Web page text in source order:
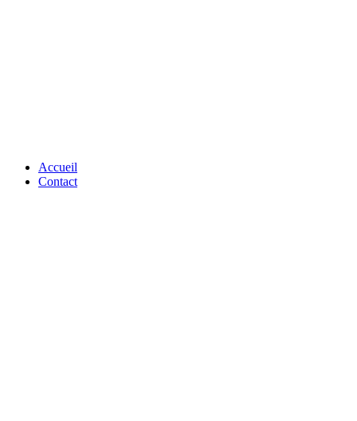
Accueil
Contact